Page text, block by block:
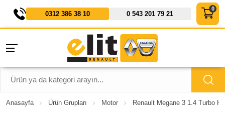
0312 386 38 10 0 543 201 79 21
Anasayfa Ürün Grupları Motor Renault Megane 3 1.4 Turbo